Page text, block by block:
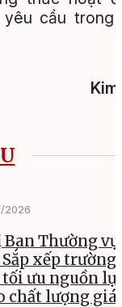
cầu trong
2026
Thường vụ
xếp trường
tối ưu nguồn
chất lượng